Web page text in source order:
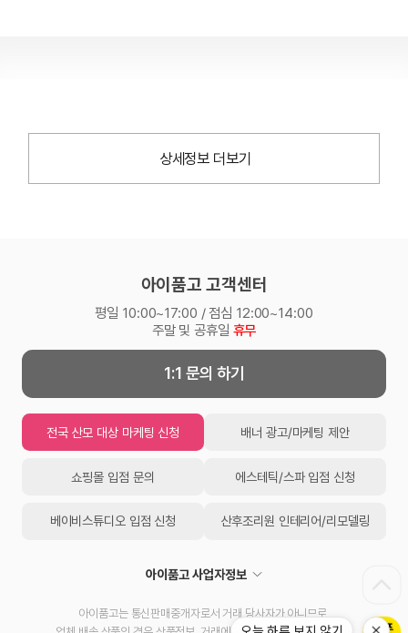
상세정보 더보기
아이품고 고객센터
평일 10:00~17:00 / 점심 12:00~14:00
주말 및 공휴일 휴무
1:1 문의 하기
전국 산모 대상 마케팅 신청 배너 광고/마케팅 제안
쇼핑몰 입점 문의 에스테틱/스파 입점 신청
베이비스튜디오 입점 신청 산후조리원 인테리어/리모델링
아이품고 사업자정보
아이품고는 통신판매중개자로서 거래 당사자가 아니므로,